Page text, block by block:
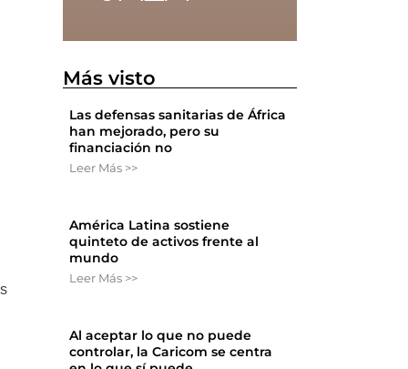
Más visto
Las defensas sanitarias de África
han mejorado, pero su
financiación no
Leer Más >>
América Latina sostiene
quinteto de activos frente al
mundo
Leer Más >>
Al aceptar lo que no puede
controlar, la Caricom se centra